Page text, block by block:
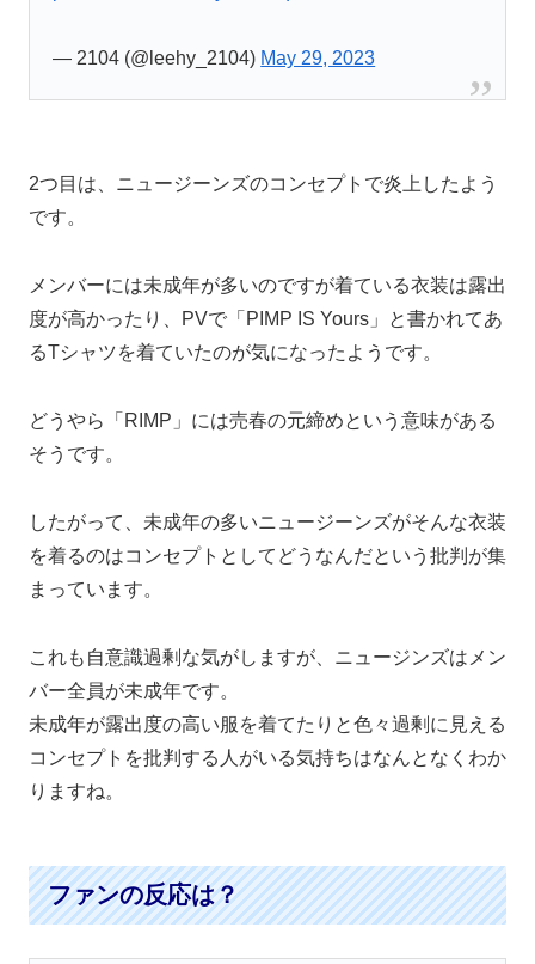
— 2104 (@leehy_2104) May 29, 2023
2つ目は、ニュージーンズのコンセプトで炎上したよう
です。
メンバーには未成年が多いのですが着ている衣装は露出
度が高かったり、PVで「PIMP IS Yours」と書かれてあ
るTシャツを着ていたのが気になったようです。
どうやら「RIMP」には売春の元締めという意味がある
そうです。
したがって、未成年の多いニュージーンズがそんな衣装
を着るのはコンセプトとしてどうなんだという批判が集
まっています。
これも自意識過剰な気がしますが、ニュージンズはメン
バー全員が未成年です。
未成年が露出度の高い服を着てたりと色々過剰に見える
コンセプトを批判する人がいる気持ちはなんとなくわか
りますね。
ファンの反応は？